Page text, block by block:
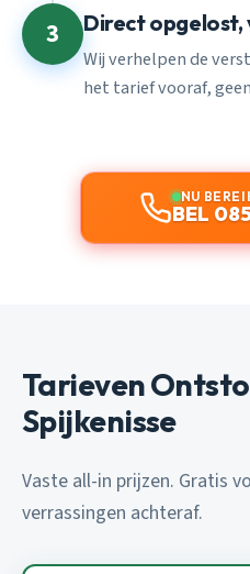
3 Direct
Wij verhelpen de
het tarief vooraf,
NU
BEL
Tarieven
Spijkenisse
Vaste all-in prijzen. Gratis
verrassingen achteraf.